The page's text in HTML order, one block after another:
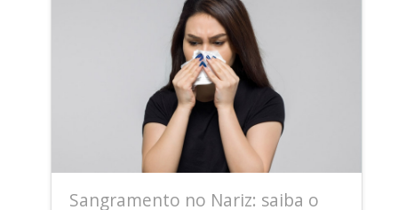
Sangramento no Nariz: saiba o